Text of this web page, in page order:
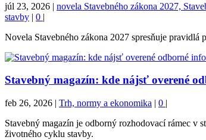
júl 23, 2026 | novela Stavebného zákona 2027,
stavby | 0 |
Novela Stavebného zákona 2027 spresňuje
Stavebný magazín: kde nájsť overené
feb 26, 2026 | Trh, normy a ekonomika | 0 |
Stavebný magazín je odborný rozhodovací rámec v
životného cyklu stavby.